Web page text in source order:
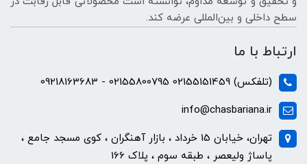
سطح داخلی و بین‌المللی عرضه کند.
ارتباط با ما
(تلفکس) 02155151459 02155800795 - 09218163683
info@chasbariana.ir
تهران، خیابان 15 خرداد ، بازار آهنگران ، کوی مسجد جامع ،
پاساژ ولیعصر ، طبقه سوم ، پلاک 166